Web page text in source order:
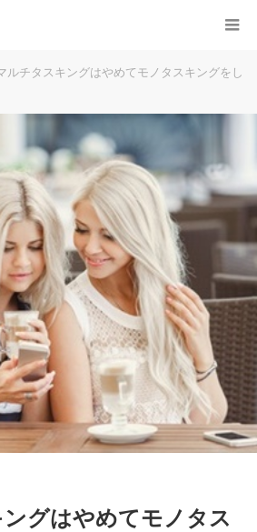
ルチタスキングはやめてモノタスキングをし
グはやめてモノタス